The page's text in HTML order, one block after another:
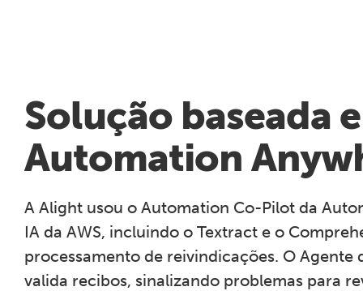
Solução baseada
Automation
A Alight usou o Automation Co-Pilot da
IA da AWS, incluindo o Textract e o
processamento de reivindicações. O Agente
valida recibos, sinalizando problemas para